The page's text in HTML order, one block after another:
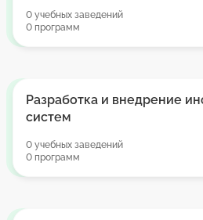
0 учебных заведений
0 программ
Разработка и внедрение
систем
0 учебных заведений
0 программ